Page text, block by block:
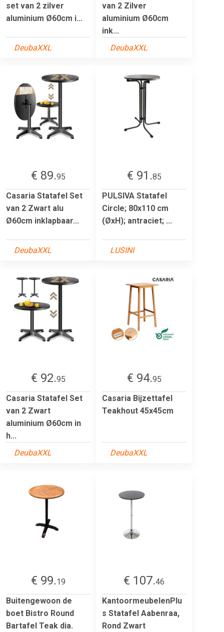
set van 2 zilver
aluminium Ø60cm i...
DeubaXXL
van 2 Zilver
aluminium Ø60cm
ink...
DeubaXXL
€ 89.95
Casaria Statafel Set
van 2 Zwart alu
Ø60cm inklapbaar...
DeubaXXL
€ 91.85
PULSIVA Statafel
Circle; 80x110 cm
(ØxH); antraciet; ...
LUSINI
€ 92.95
Casaria Statafel Set
van 2 Zwart
aluminium Ø60cm in
h...
DeubaXXL
€ 94.95
Casaria Bijzettafel
Teakhout 45x45cm
DeubaXXL
€ 99.19
Buitengewoon de
boet Bistro Round
Bartafel Teak dia.
€ 107.46
KantoormeubelenPlu
s Statafel Aabenraa,
Rond Zwart